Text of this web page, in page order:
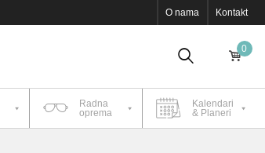
O nama Kontakt
0
Radna
oprema
Kalendari
& Planeri